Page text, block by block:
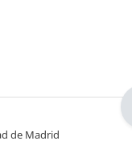
de Madrid